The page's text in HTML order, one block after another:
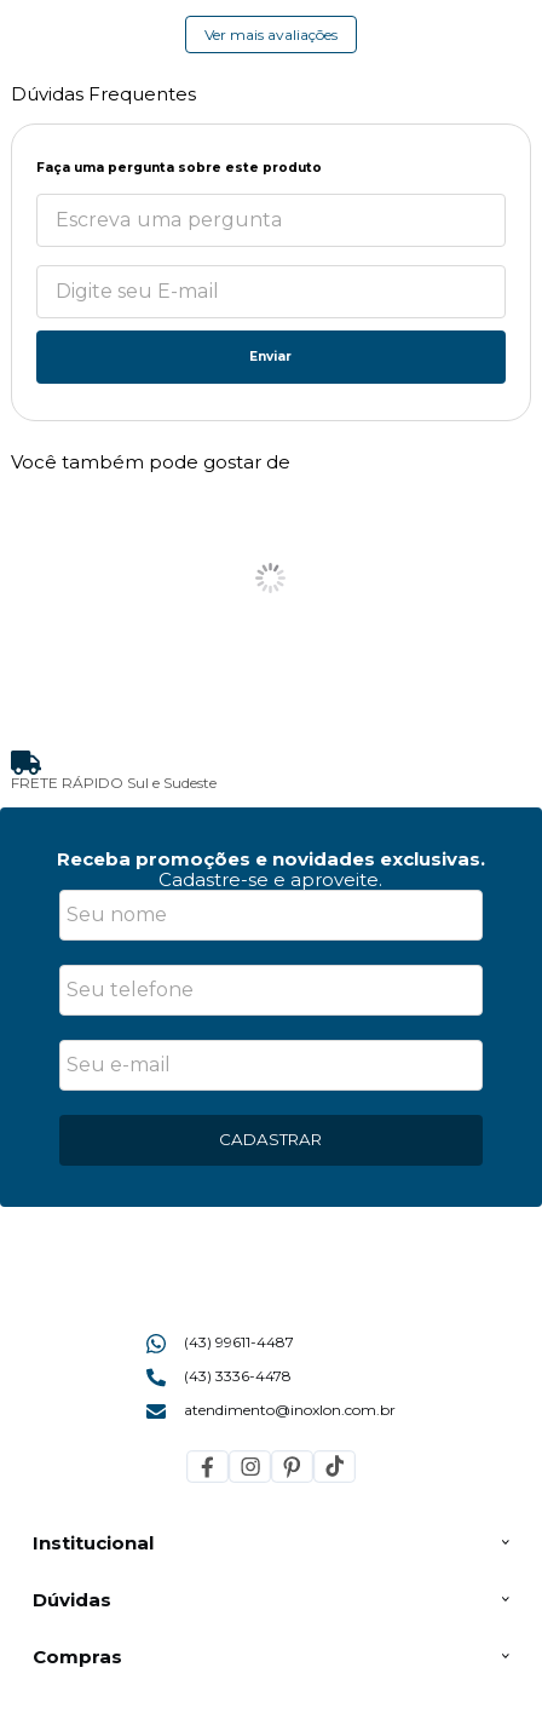
Ver mais avaliações
Dúvidas Frequentes
Faça uma pergunta sobre este produto
Enviar
Você também pode gostar de
FRETE RÁPIDO Sul e Sudeste
Receba promoções e novidades exclusivas.
Cadastre-se e aproveite.
CADASTRAR
Institucional
Dúvidas
Compras
(43) 99611-4487
(43) 3336-4478
atendimento@inoxlon.com.br